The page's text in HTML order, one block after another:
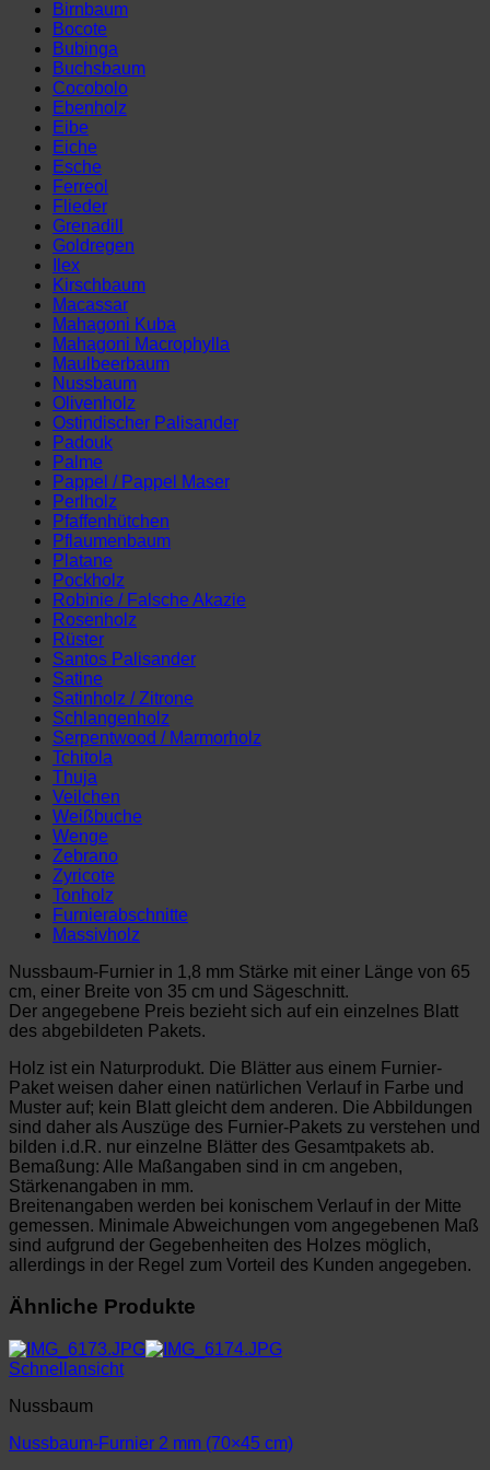
Birnbaum
Bocote
Bubinga
Buchsbaum
Cocobolo
Ebenholz
Eibe
Eiche
Esche
Ferreol
Flieder
Grenadill
Goldregen
Ilex
Kirschbaum
Macassar
Mahagoni Kuba
Mahagoni Macrophylla
Maulbeerbaum
Nussbaum
Olivenholz
Ostindischer Palisander
Padouk
Palme
Pappel / Pappel Maser
Perlholz
Pfaffenhütchen
Pflaumenbaum
Platane
Pockholz
Robinie / Falsche Akazie
Rosenholz
Rüster
Santos Palisander
Satine
Satinholz / Zitrone
Schlangenholz
Serpentwood / Marmorholz
Tchitola
Thuja
Veilchen
Weißbuche
Wenge
Zebrano
Zyricote
Tonholz
Furnierabschnitte
Massivholz
Nussbaum-Furnier in 1,8 mm Stärke mit einer Länge von 65
cm, einer Breite von 35 cm und Sägeschnitt.
Der angegebene Preis bezieht sich auf ein einzelnes Blatt
des abgebildeten Pakets.
Holz ist ein Naturprodukt. Die Blätter aus einem Furnier-
Paket weisen daher einen natürlichen Verlauf in Farbe und
Muster auf; kein Blatt gleicht dem anderen. Die Abbildungen
sind daher als Auszüge des Furnier-Pakets zu verstehen und
bilden i.d.R. nur einzelne Blätter des Gesamtpakets ab.
Bemaßung: Alle Maßangaben sind in cm angeben,
Stärkenangaben in mm.
Breitenangaben werden bei konischem Verlauf in der Mitte
gemessen. Minimale Abweichungen vom angegebenen Maß
sind aufgrund der Gegebenheiten des Holzes möglich,
allerdings in der Regel zum Vorteil des Kunden angegeben.
Ähnliche Produkte
Schnellansicht
Nussbaum
Nussbaum-Furnier 2 mm (70×45 cm)